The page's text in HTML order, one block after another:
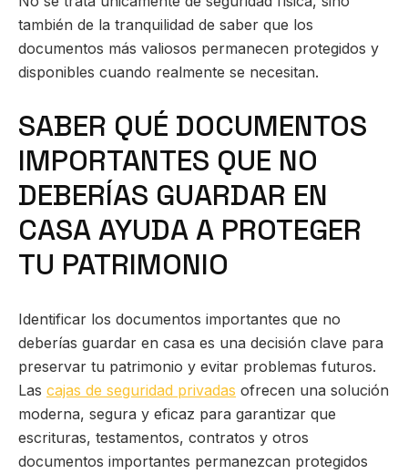
también de la tranquilidad de saber que los
documentos más valiosos permanecen protegidos y
disponibles cuando realmente se necesitan.
SABER QUÉ DOCUMENTOS
IMPORTANTES QUE NO
DEBERÍAS GUARDAR EN
CASA AYUDA A PROTEGER
TU PATRIMONIO
Identificar los documentos importantes que no
deberías guardar en casa es una decisión clave para
preservar tu patrimonio y evitar problemas futuros.
Las cajas de seguridad privadas ofrecen una solución
moderna, segura y eficaz para garantizar que
escrituras, testamentos, contratos y otros
documentos importantes permanezcan protegidos